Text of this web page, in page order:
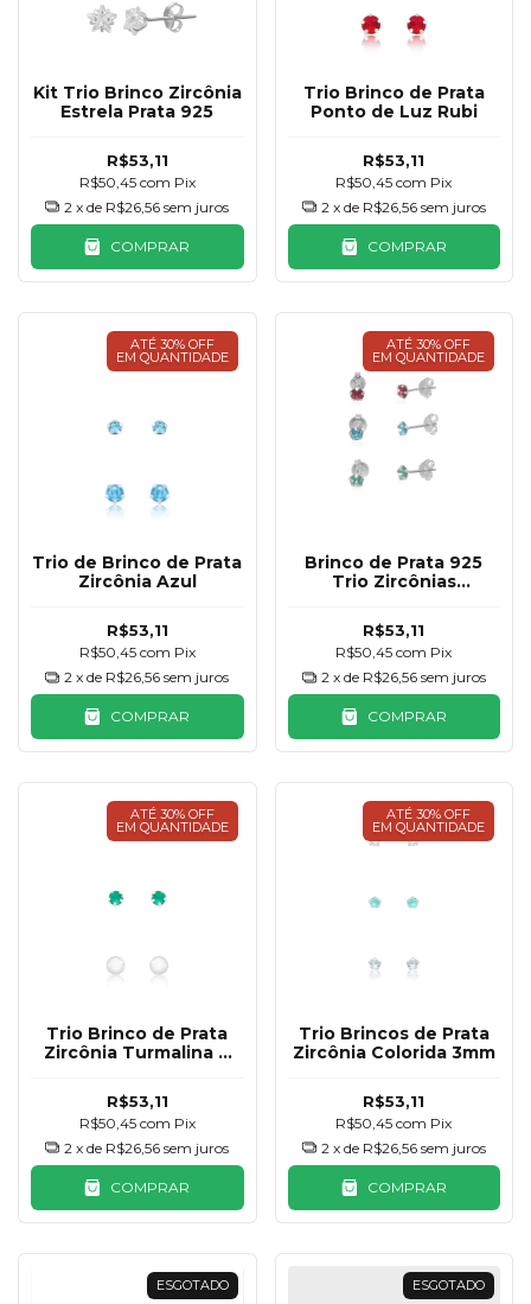
Kit Trio Brinco Zircônia
Estrela Prata 925
R$53,11
R$50,45 com Pix
2 x de R$26,56 sem juros
COMPRAR
Trio Brinco de Prata
Ponto de Luz Rubi
R$53,11
R$50,45com Pix
2 x de R$26,56 sem juros
COMPRAR
ATÉ 30% OFF
EM QUANTIDADE
Trio de Brinco de Prata
Zircônia Azul
R$53,11
R$50,45 com Pix
2 x de R$26,56 sem juros
COMPRAR
ATÉ 30% OFF
EM QUANTIDADE
Brinco de Prata 925
Trio Zircônias
R$53,11
R$50,45com Pix
2 x de R$26,56 sem juros
COMPRAR
ATÉ 30% OFF
EM QUANTIDADE
Trio Brinco de Prata
Zircônia Turmalina e
R$53,11
R$50,45 com Pix
2 x de R$26,56 sem juros
COMPRAR
ATÉ 30% OFF
EM QUANTIDADE
Trio Brincos de Prata
Zircônia Colorida 3mm
R$53,11
R$50,45com Pix
2 x de R$26,56 sem juros
COMPRAR
ESGOTADO ESGOTADO